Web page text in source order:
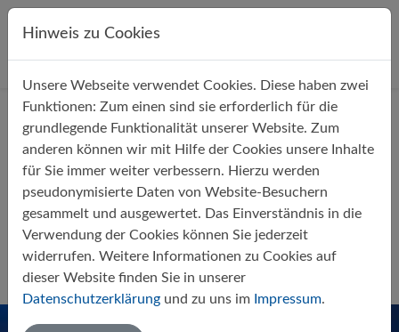
Direkt zur Hauptnavigation springen
Direkt zum Inhalt springen
StartseiteÜber uns Aktuelles
Romfahrt 2020: Expertenfahrt
nach Rom gestartet (mit Video)
Von Carsten Wiepking 17.09.2019 Fahrten und Projekte
Hinweis zu Cookies
Unsere Webseite verwendet Cookies. Diese haben zwei
Funktionen: Zum einen sind sie erforderlich für die
grundlegende Funktionalität unserer Website. Zum
anderen können wir mit Hilfe der Cookies unsere Inhalte
für Sie immer weiter verbessern. Hierzu werden
pseudonymisierte Daten von Website-Besuchern
gesammelt und ausgewertet. Das Einverständnis in die
Verwendung der Cookies können Sie jederzeit
widerrufen. Weitere Informationen zu Cookies auf
dieser Website finden Sie in unserer
Datenschutzerklärung und zu uns im Impressum.